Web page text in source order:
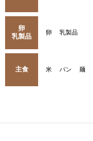
卵
乳製品
卵 乳製品
主食 米 パン 麺